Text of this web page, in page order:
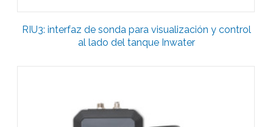
RIU3: interfaz de sonda para visualización y control
al lado del tanque Inwater